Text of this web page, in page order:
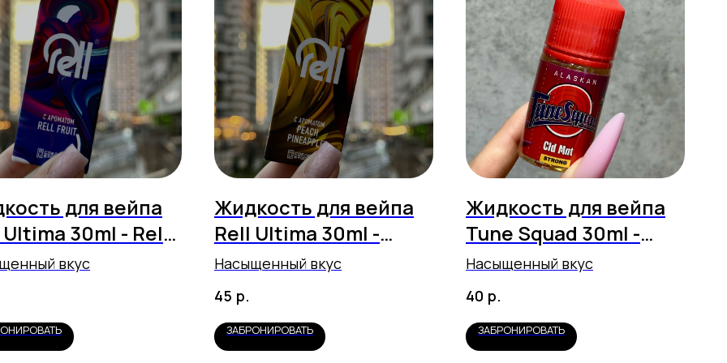
для вейпа
30ml - Rell
вкус
Жидкость для вейпа
Rell Ultima 30ml -
Peach Pineapple
Насыщенный вкус
45 р.
ЗАБРОНИРОВАТЬ
Жидкость для вейпа
Tune Squad 30ml -
Шипучая вишня 10
Насыщенный вкус
40 р.
ЗАБРОНИРОВАТЬ